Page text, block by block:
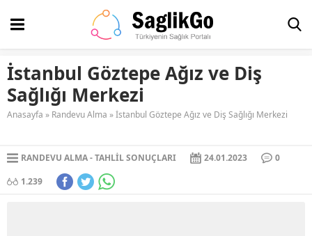
İstanbul Göztepe Ağız ve Diş
Sağlığı Merkezi
Anasayfa » Randevu Alma »İstanbul Göztepe Ağız ve Diş Sağlığı Merkezi
RANDEVU ALMA TAHLIL SONUÇLARI 24.01.2023
0
1.239